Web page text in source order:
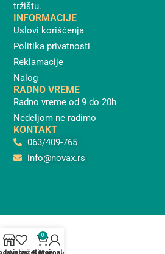
tržištu.
INFORMACIJE
Uslovi korišćenja
Politika privatnosti
Reklamacije
Nalog
RADNO VREME
Radno vreme od 9 do 20h
Nedeljom ne radimo
KONTAKT
063/409-765
info@novax.rs
Lista želja
0
Korpa
Moj nalog